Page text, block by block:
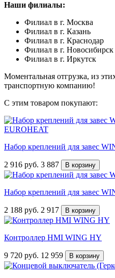
Наши филиалы:
Филиал в г. Москва
Филиал в г. Казань
Филиал в г. Краснодар
Филиал в г. Новосибирск
Филиал в г. Иркутск
Моментальная отгрузка, из
транспортную компанию!
С этим товаром покупают:
Набор креплений для завес
2 916 руб. 3 887 В корзину
Набор креплений для завес
2 188 руб. 2 917 В корзину
Контроллер HMI WING HY
9 720 руб. 12 959 В корзину